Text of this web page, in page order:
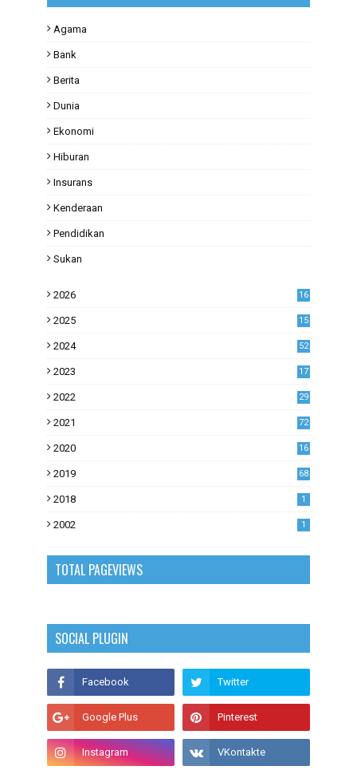
Agama
Bank
Berita
Dunia
Ekonomi
Hiburan
Insurans
Kenderaan
Pendidikan
Sukan
2026 16
2025 15
2024 52
2023
17
2022
29
2021
72
2020
16
2019
68
2018 1
2002 1
TOTAL PAGEVIEWS
SOCIAL PLUGIN